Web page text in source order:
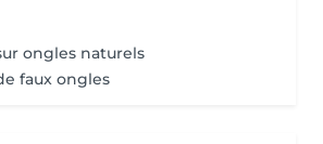
ongles naturels
faux ongles